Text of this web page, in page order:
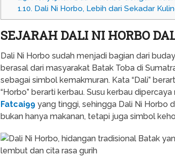
1.10.Dali Ni Horbo, Lebih dari Sekadar
SEJARAH DALI NI HORBO
Dali Ni Horbo sudah menjadi bagian dari
berasal dari masyarakat Batak Toba di
sebagai simbol kemakmuran. Kata “Dali”
“Horbo” berarti kerbau. Susu kerbau
Fatcai99 yang tinggi, sehingga Dali Ni Horbo
bukan hanya makanan, tetapi juga simbol